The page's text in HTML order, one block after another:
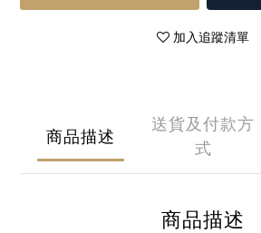
加入追蹤清單
商品描述
送貨及付款方
式
商品描述